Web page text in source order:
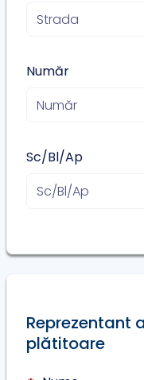
Număr
Sc/Bl/Ap
Reprezentant
plătitoare